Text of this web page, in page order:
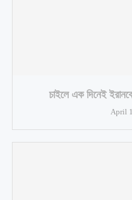
চাইলে এক দিনেই
April